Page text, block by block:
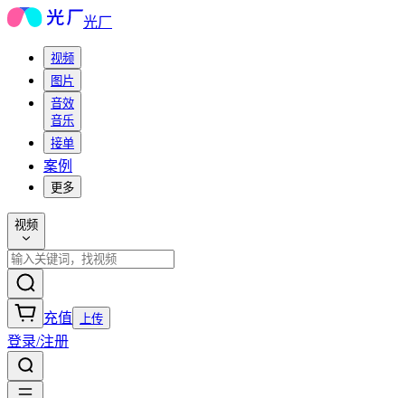
光厂
视频
图片
音效
音乐
接单
案例
更多
视频
充值 上传
登录/注册